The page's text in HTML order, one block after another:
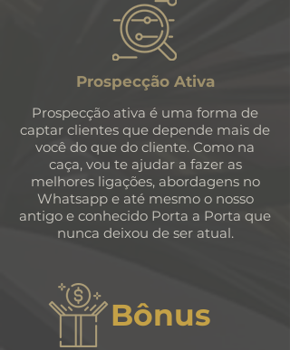
Prospecção Ativa
Prospecção ativa é uma forma de
captar clientes que depende mais de
você do que do cliente. Como na
caça, vou te ajudar a fazer as
melhores ligações, abordagens no
Whatsapp e até mesmo o nosso
antigo e conhecido Porta a Porta que
nunca deixou de ser atual.
Bônus